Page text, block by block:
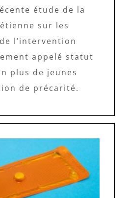
étude de la
sur les
l’intervention
appelé statut
plus de jeunes
de précarité.